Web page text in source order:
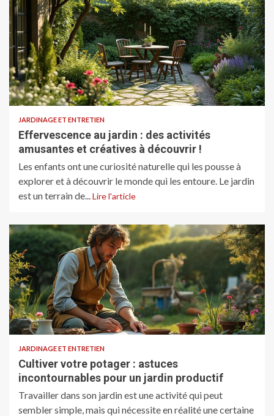
JARDINAGE ET ENTRETIEN
Effervescence au jardin : des activités
amusantes et créatives à découvrir !
Les enfants ont une curiosité naturelle qui les pousse à
explorer et à découvrir le monde qui les entoure. Le jardin
est un terrain de...Lire l'article
JARDINAGE ET ENTRETIEN
Cultiver votre potager : astuces
incontournables pour un jardin productif
Travailler dans son jardin est une activité qui peut
sembler simple, mais qui nécessite en réalité une certaine